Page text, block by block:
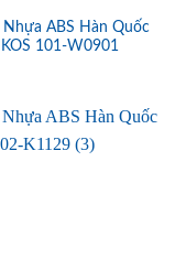
Nhựa ABS Hàn Quốc
KOS 101-W0901